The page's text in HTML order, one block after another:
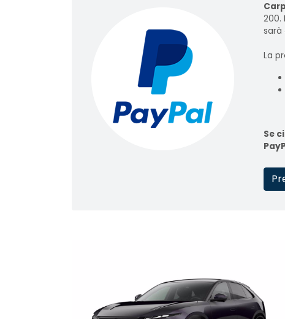
200.
sarà
La
Se